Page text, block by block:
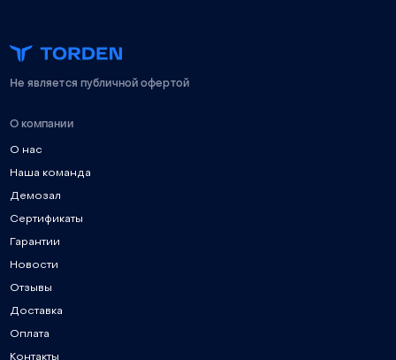
Не является публичной офертой
О компании
О нас
Наша команда
Демозал
Сертификаты
Гарантии
Новости
Отзывы
Доставка
Оплата
Контакты